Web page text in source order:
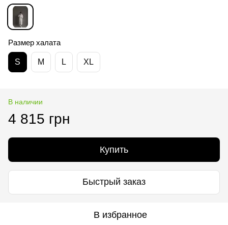
Размер халата
S M L XL
В наличии
4 815 грн
Купить
Быстрый заказ
В избранное